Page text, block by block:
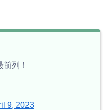
列！
9, 2023